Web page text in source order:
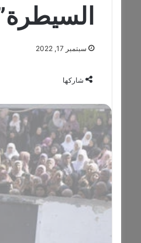
سبتمبر 17, 2022
شاركها